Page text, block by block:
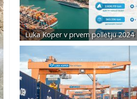
Luka Koper v prvem polletju 2024